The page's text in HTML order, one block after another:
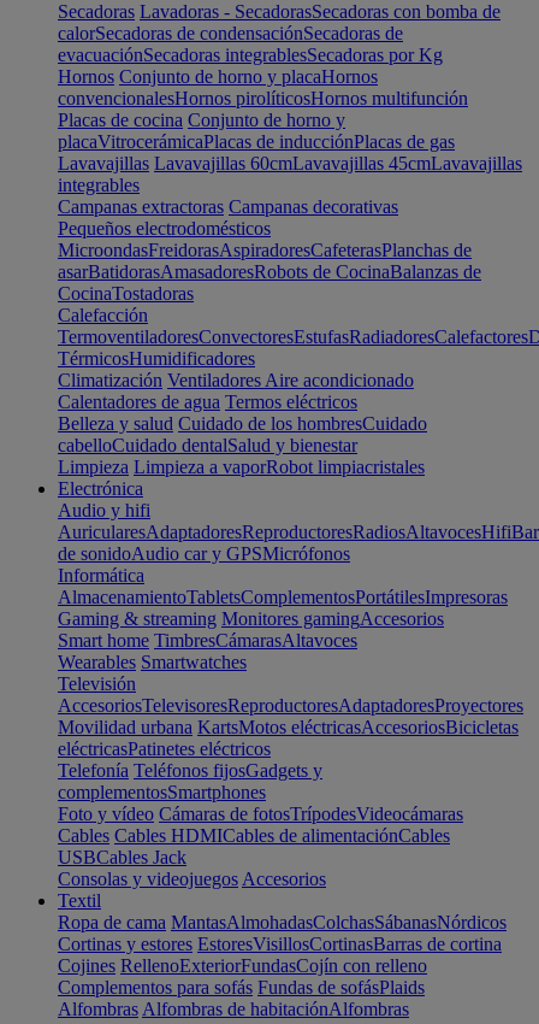
Secadoras Lavadoras - SecadorasSecadoras con bomba de
calorSecadoras de condensaciónSecadoras de
evacuaciónSecadoras integrablesSecadoras por Kg
Hornos Conjunto de horno y placaHornos
convencionalesHornos pirolíticosHornos multifunción
Placas de cocina Conjunto de horno y
placaVitrocerámicaPlacas de inducciónPlacas de gas
Lavavajillas Lavavajillas 60cmLavavajillas 45cmLavavajillas
integrables
Campanas extractoras Campanas decorativas
Pequeños electrodomésticos
MicroondasFreidorasAspiradoresCafeterasPlanchas de
asarBatidorasAmasadoresRobots de CocinaBalanzas de
CocinaTostadoras
Calefacción
TermoventiladoresConvectoresEstufasRadiadoresCalefactores
TérmicosHumidificadores
Climatización Ventiladores Aire acondicionado
Calentadores de agua Termos eléctricos
Belleza y salud Cuidado de los hombresCuidado
cabelloCuidado dentalSalud y bienestar
Limpieza Limpieza a vaporRobot limpiacristales
Electrónica
Audio y hifi
AuricularesAdaptadoresReproductoresRadiosAltavocesHifi
de sonidoAudio car y GPSMicrófonos
Informática
AlmacenamientoTabletsComplementosPortátilesImpresoras
Gaming & streaming Monitores gamingAccesorios
Smart home TimbresCámarasAltavoces
Wearables Smartwatches
Televisión
AccesoriosTelevisoresReproductoresAdaptadoresProyectores
Movilidad urbana KartsMotos eléctricasAccesoriosBicicletas
eléctricasPatinetes eléctricos
Telefonía Teléfonos fijosGadgets y
complementosSmartphones
Foto y vídeo Cámaras de fotosTrípodesVideocámaras
Cables Cables HDMICables de alimentaciónCables
USBCables Jack
Consolas y videojuegos Accesorios
Textil
Ropa de cama MantasAlmohadasColchasSábanasNórdicos
Cortinas y estores EstoresVisillosCortinasBarras de cortina
Cojines RellenoExteriorFundasCojín con relleno
Complementos para sofás Fundas de sofásPlaids
Alfombras Alfombras de habitaciónAlfombras